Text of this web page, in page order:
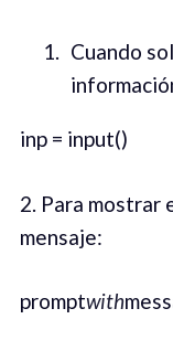
Cuando
inp = input()
2. Para mostrar
mensaje:
promptwith